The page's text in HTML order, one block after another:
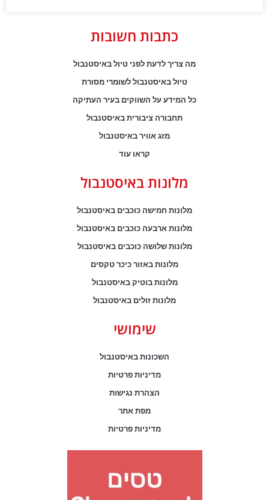
כתבות חשובות
מה צריך לדעת לפני טיול באיסטנבול
טיול באיסטנבול לשומרי מסורת
כל המידע על השווקים בעיר העתיקה
תחבורה ציבורית באיסטנבול
מזג אוויר באיסטנבול
קראו עוד
מלונות באיסטנבול
מלונות חמישה כוכבים באיסטנבול
מלונות ארבעה כוכבים באיסטנבול
מלונות שלושה כוכבים באיסטנבול
מלונות באזור כיכר טקסים
מלונות בוטיק באיסטנבול
מלונות זולים באיסטנבול
שימושי
השכונות באיסטנבול
מדיניות פרטיות
הצהרת נגישות
מפת אתר
מדיניות פרטיות